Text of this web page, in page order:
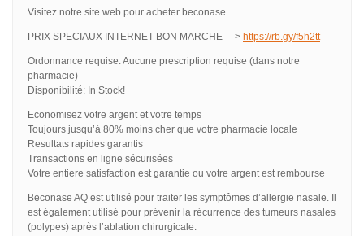
Visitez notre site web pour acheter beconase
PRIX SPECIAUX INTERNET BON MARCHE —> https://rb.gy/f5h2tt
Ordonnance requise: Aucune prescription requise (dans notre
pharmacie)
Disponibilité: In Stock!
Economisez votre argent et votre temps
Toujours jusqu’à 80% moins cher que votre pharmacie locale
Resultats rapides garantis
Transactions en ligne sécurisées
Votre entiere satisfaction est garantie ou votre argent est rembourse
Beconase AQ est utilisé pour traiter les symptômes d’allergie nasale. Il
est également utilisé pour prévenir la récurrence des tumeurs nasales
(polypes) après l’ablation chirurgicale.